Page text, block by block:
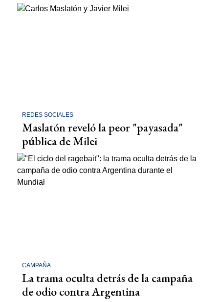
REDES SOCIALES
Maslatón reveló la peor "payasada"
pública de Milei
CAMPAÑA
La trama oculta detrás de la campaña
de odio contra Argentina